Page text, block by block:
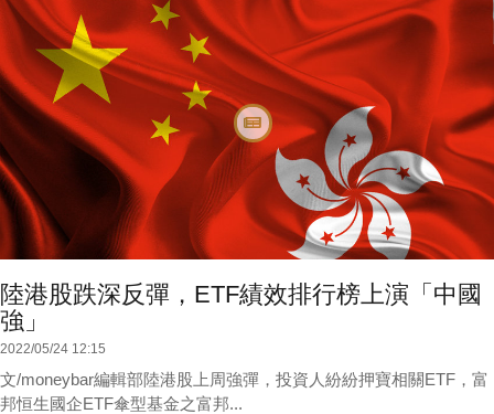
陸港股跌深反彈，ETF績效排行榜上演「中國
強」
2022/05/24 12:15
文/moneybar編輯部陸港股上周強彈，投資人紛紛押寶相關ETF，富
邦恒生國企ETF傘型基金之富邦...